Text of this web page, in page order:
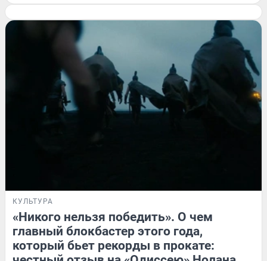
КУЛЬТУРА
«Никого нельзя победить». О чем
главный блокбастер этого года,
который бьет рекорды в прокате: